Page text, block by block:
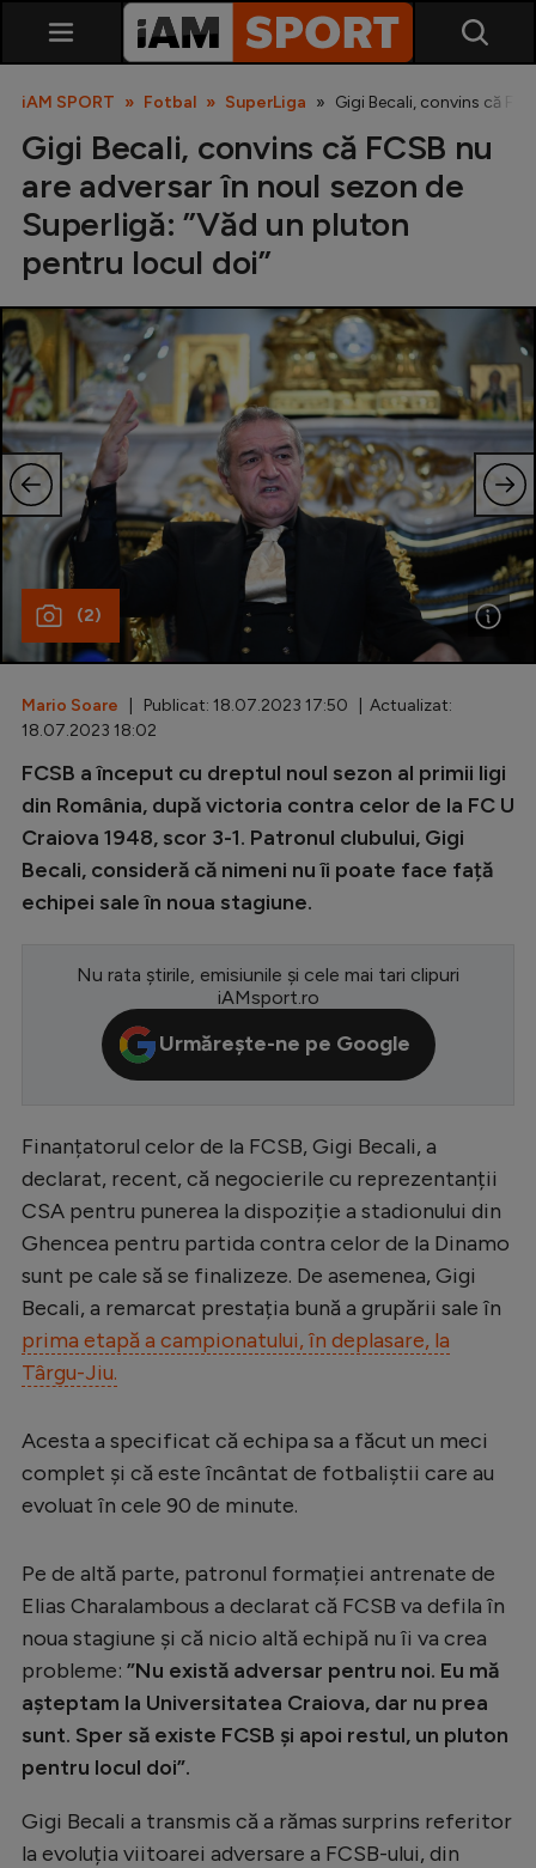
SuperLiga
Liga 2
Cupa României
Echipa Națională
Fotbal feminin
Diverse
Inedit
Clasamente
Champions League
Europa League
CM 2026
Premier League
LaLiga
Bundesliga
Ligue 1
Campionate
Starurile fotbalului
EURO 2024
Handbal
Natație
Formula 1
Auto
Rugby
Ciclism
iAM SPORT Fotbal SuperLiga Gigi Becali, convins că
Gigi Becali, convins că FCSB nu
are adversar în noul sezon de
Superligă: ”Văd un pluton
pentru locul doi”
(2)
Mario Soare | Publicat: 18.07.2023 17:50 | Actualizat:
18.07.2023 18:02
FCSB a început cu dreptul noul sezon al primii ligi
din România, după victoria contra celor de la FC U
Craiova 1948, scor 3-1. Patronul clubului, Gigi
Becali, consideră că nimeni nu îi poate face față
echipei sale în noua stagiune.
Nu rata știrile, emisiunile și cele mai tari clipuri
iAMsport.ro
Urmărește-ne pe Google
Finanțatorul celor de la FCSB, Gigi Becali, a
declarat, recent, că negocierile cu reprezentanții
CSA pentru punerea la dispoziție a stadionului din
Ghencea pentru partida contra celor de la Dinamo
sunt pe cale să se finalizeze. De asemenea, Gigi
Becali, a remarcat prestația bună a grupării sale în
prima etapă a campionatului, în deplasare, la
Târgu-Jiu.
Acesta a specificat că echipa sa a făcut un meci
complet și că este încântat de fotbaliștii care au
evoluat în cele 90 de minute.
Pe de altă parte, patronul formației antrenate de
Elias Charalambous a declarat că FCSB va defila în
noua stagiune și că nicio altă echipă nu îi va crea
probleme: ”Nu există adversar pentru noi. Eu mă
așteptam la Universitatea Craiova, dar nu prea
sunt. Sper să existe FCSB și apoi restul, un pluton
pentru locul doi”.
Gigi Becali a transmis că a rămas surprins referitor
la evoluția viitoarei adversare a FCSB-ului, din